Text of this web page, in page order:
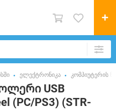
ელექტრონიკა კომპიუტერის
USB
(PC/PS3) (STR-